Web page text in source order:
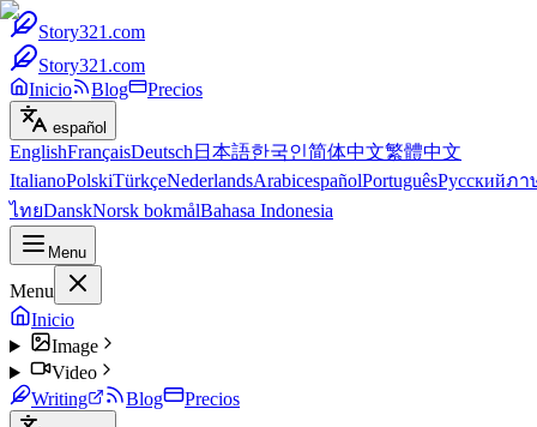
Story321.com
Story321.com
Inicio
Blog Precios
español
EnglishFrançaisDeutsch 日本語한국인简体中文繁體中文
ItalianoPolskiTürkçeNederlandsArabicespañolPortuguêsРусскийภา
ไทยDanskNorsk bokmålBahasa Indonesia
Menu
Menu
Inicio
Image
Video
Writing
Blog Precios